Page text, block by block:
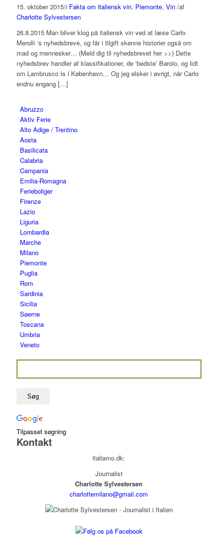
15. oktober 2015/i Fakta om italiensk vin, Piemonte, Vin /af
Charlotte Sylvestersen
26.8.2015 Man bliver klog på italiensk vin ved at læse Carlo
Merolli ‘s nyhedsbreve, og får i tilgift skønne historier også om
mad og mennesker… (Meld dig til nyhedsbrevet her >>) Dette
nyhedsbrev handler af klassifikationer, de ‘bedste’ Barolo, og lidt
om Lambrusco Is i København… Og jeg elsker i øvrigt, når Carlo
endnu engang […]
Abruzzo
Aktiv Ferie
Alto Adige / Trentino
Aosta
Basilicata
Calabria
Campania
Emilia-Romagna
Ferieboliger
Firenze
Lazio
Liguria
Lombardia
Marche
Milano
Piemonte
Puglia
Rom
Sardinia
Sicilia
Søerne
Toscana
Umbria
Veneto
Tilpasset søgning
Kontakt
italiamo.dk:
Journalist
Charlotte Sylvestersen
charlottemilano@gmail.com